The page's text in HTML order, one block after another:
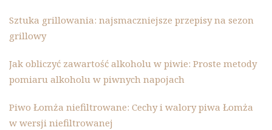
Sztuka grillowania: najsmaczniejsze przepisy na sezon
grillowy
Jak obliczyć zawartość alkoholu w piwie: Proste metody
pomiaru alkoholu w piwnych napojach
Piwo Łomża niefiltrowane: Cechy i walory piwa Łomża
w wersji niefiltrowanej